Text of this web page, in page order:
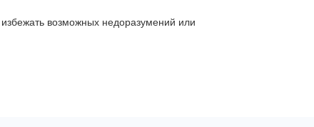
возможных недоразумений или